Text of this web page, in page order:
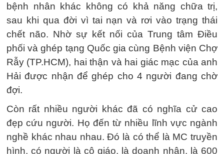
bệnh nhân khác không có khả năng chữa trị,
sau khi qua đời vì tai nạn và rơi vào trạng thái
chết não. Nhờ sự kết nối của Trung tâm Điều
phối và ghép tạng Quốc gia cùng Bệnh viện Chợ
Rẫy (TP.HCM), hai thận và hai giác mạc của anh
Hải được nhận để ghép cho 4 người đang chờ
đợi.
Còn rất nhiều người khác đã có nghĩa cử cao
đẹp cứu người. Họ đến từ nhiều lĩnh vực ngành
nghề khác nhau nhau. Đó là có thể là MC truyền
hình, có người là cô giáo, là doanh nhân, là 600